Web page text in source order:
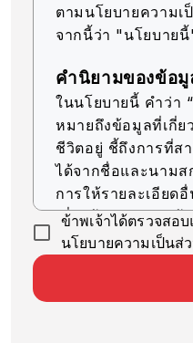
ตามนโยบายความเ
จากนี้ว่า "นโยบาย
คำนิยามของข้อ
ในนโยบายนี้ คำว่า
หมายถึงข้อมูลที่เกี่ย
ชีวิตอยู่ ชี้ถึงการที่ส
ได้จากชื่อและนามส
การให้รายละเอียด
เกี่ยวข้อง (รวมถึงข้
กับข้อมูลอื่นๆ ได้ง่า
การรับข้อมูลส่ว
ข้าพเจ้าได้ตรวจสอ
นโยบายความเป็นส่